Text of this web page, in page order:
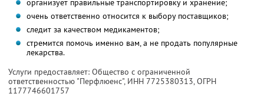
организует правильные транспортировку и хранение;
очень ответственно относится к выбору поставщиков;
следит за качеством медикаментов;
стремится помочь именно вам, а не продать популярные
лекарства.
Услуги предоставляет: Общество с ограниченной
ответственностью "Перфлюенс", ИНН 7725380313, ОГРН
1177746601757